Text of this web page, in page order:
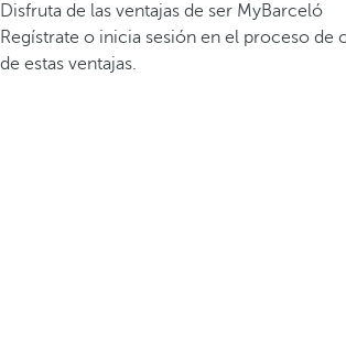
Disfruta de las ventajas de ser MyBarceló
Regístrate o inicia sesión en el proceso de
de estas ventajas.